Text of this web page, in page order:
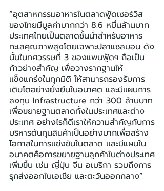
“อุตสาหกรรมอาหารในตลาดฟู้ดเซอร์วิส
ของไทยมีมูลค่ามากกว่า 8.6 หมื่นล้านบาท
ประเทศไทยเป็นตลาดชั้นนำสำหรับอาหาร
ทะเลคุณภาพสูงโดยเฉพาะปลาแซลมอน ดัง
นั้นในทศวรรษที่ 3 ของแพนฟู้ดฯ ถือเป็น
ก้าวย่างสำคัญ เพื่อวางรากฐานให้
แข็งแกร่งในทุกมิติ ให้สามารถรองรับการ
เติบโตอย่างยั่งยืนในอนาคต และมีแผนการ
ลงทุน Infrastructure กว่า 300 ล้านบาท
เพื่อขยายฐานตลาดทั้งในประเทศและต่าง
ประเทศ อย่างไรก็ดีเราให้ความสำคัญกับการ
บริหารต้นทุนสินค้าเป็นอย่างมากเพื่อสร้าง
โอกาสในการแข่งขันในตลาด และมีแผนใน
อนาคตคือการขยายฐานลูกค้าในต่างประเทศ
เพิ่มขึ้น เช่น ญี่ปุ่น จีน อเมริกา รวมถึงการ
รุกส่งออกในเอเชีย และตะวันออกกลาง”